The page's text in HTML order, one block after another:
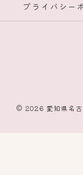
プライバシー
© 2026 愛知県名古